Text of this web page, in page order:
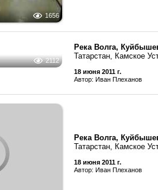
1656
19 июня 2011 г.
Татарстан, Камское
Автор: Иван Плеханов